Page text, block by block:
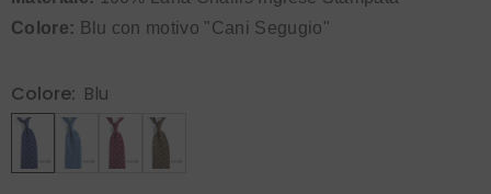
Colore: Blu con motivo "Cani Segugio"
Colore: Blu